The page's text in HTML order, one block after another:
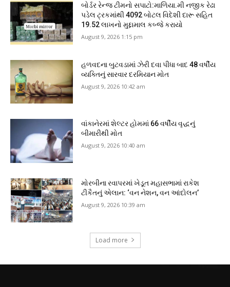
બોર્ડર રેન્જ ટીમનો સપાટો:માળિયા.મી નજીક રેઢા
પડેલ ટ્રકમાંથી 4092 બોટલ વિદેશી દારૂ સહિત
19.52 લાખનો મુદ્દામાલ કબ્જે કરાયો
August 9, 2026 1:15 pm
હળવદના બુટવડામાં ઝેરી દવા પીધા બાદ 48 વર્ષીય
વ્યક્તિનું સારવાર દરમિયાન મોત
August 9, 2026 10:42 am
વાંકાનેરમાં શેલ્ટર હોમમાં 66 વર્ષીય વૃદ્ધનું
બીમારીથી મોત
August 9, 2026 10:40 am
મોરબીના રવાપરમાં ખેડૂત મહાસભામાં રાકેશ
ટીકૈતનું એલાન: ‘વન નેશન, વન આંદોલન’
August 9, 2026 10:39 am
Load more